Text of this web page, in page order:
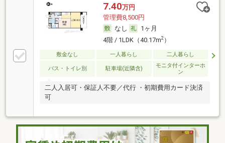
7.40万円
管理費8,500円
なし
1ヶ月
4階 / 1LDK（40.17m2）
敷金なし 一人暮らし 二人暮らし
バス・トイレ別 駐車場(近隣含)
モニタ付インターホ
ン
二人入居可・保証人不要／代行 ・初期費用カード決済
可